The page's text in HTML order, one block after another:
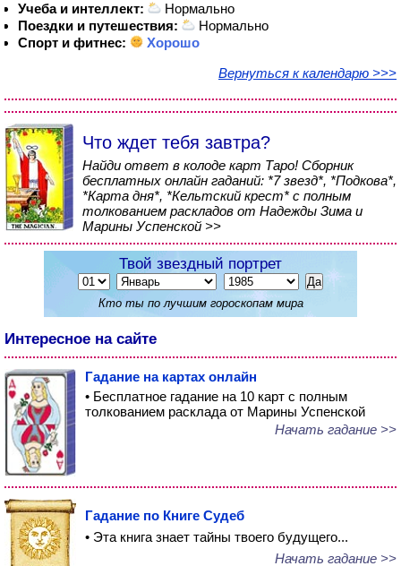
Учеба и интеллект:
Нормально
Поездки и путешествия:
Нормально
Спорт и фитнес:
Хорошо
Вернуться к календарю >>>
Что ждет тебя завтра?
Найди ответ в колоде карт Таро! Сборник
бесплатных онлайн гаданий: *7 звезд*, *Подкова*,
*Карта дня*, *Кельтский крест* с полным
толкованием раскладов от Надежды Зима и
Марины Успенской >>
Твой звездный портрет
Кто ты по лучшим гороскопам мира
Интересное на сайте
Гадание на картах онлайн
• Бесплатное гадание на 10 карт с полным
толкованием расклада от Марины Успенской
Начать гадание >>
Гадание по Книге Судеб
• Эта книга знает тайны твоего будущего...
Начать гадание >>